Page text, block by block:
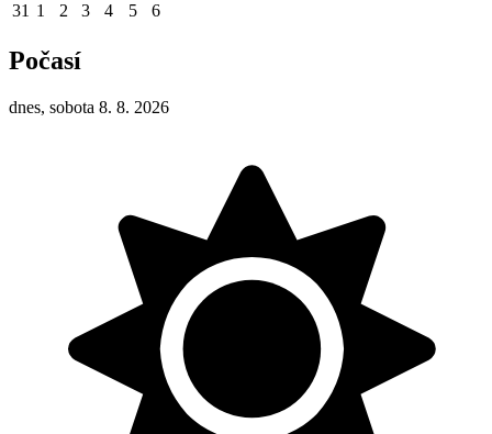
31 1 2 3 4 5 6
Počasí
dnes, sobota 8. 8. 2026